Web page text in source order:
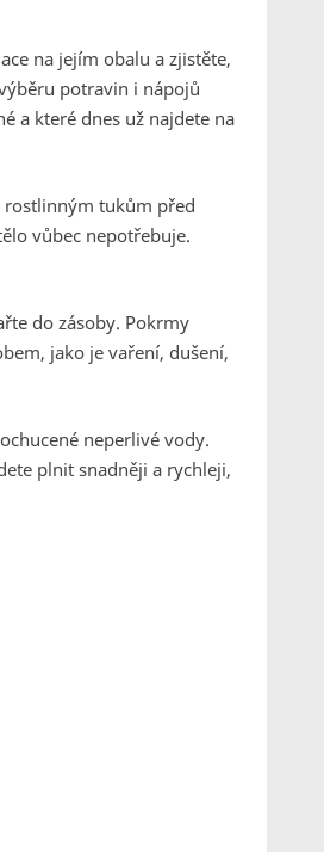
na jejím obalu a zjistěte,
potravin i nápojů
a které dnes už najdete na
rostlinným tukům před
vůbec nepotřebuje.
do zásoby. Pokrmy
jako je vaření, dušení,
neperlivé vody.
plnit snadněji a rychleji,